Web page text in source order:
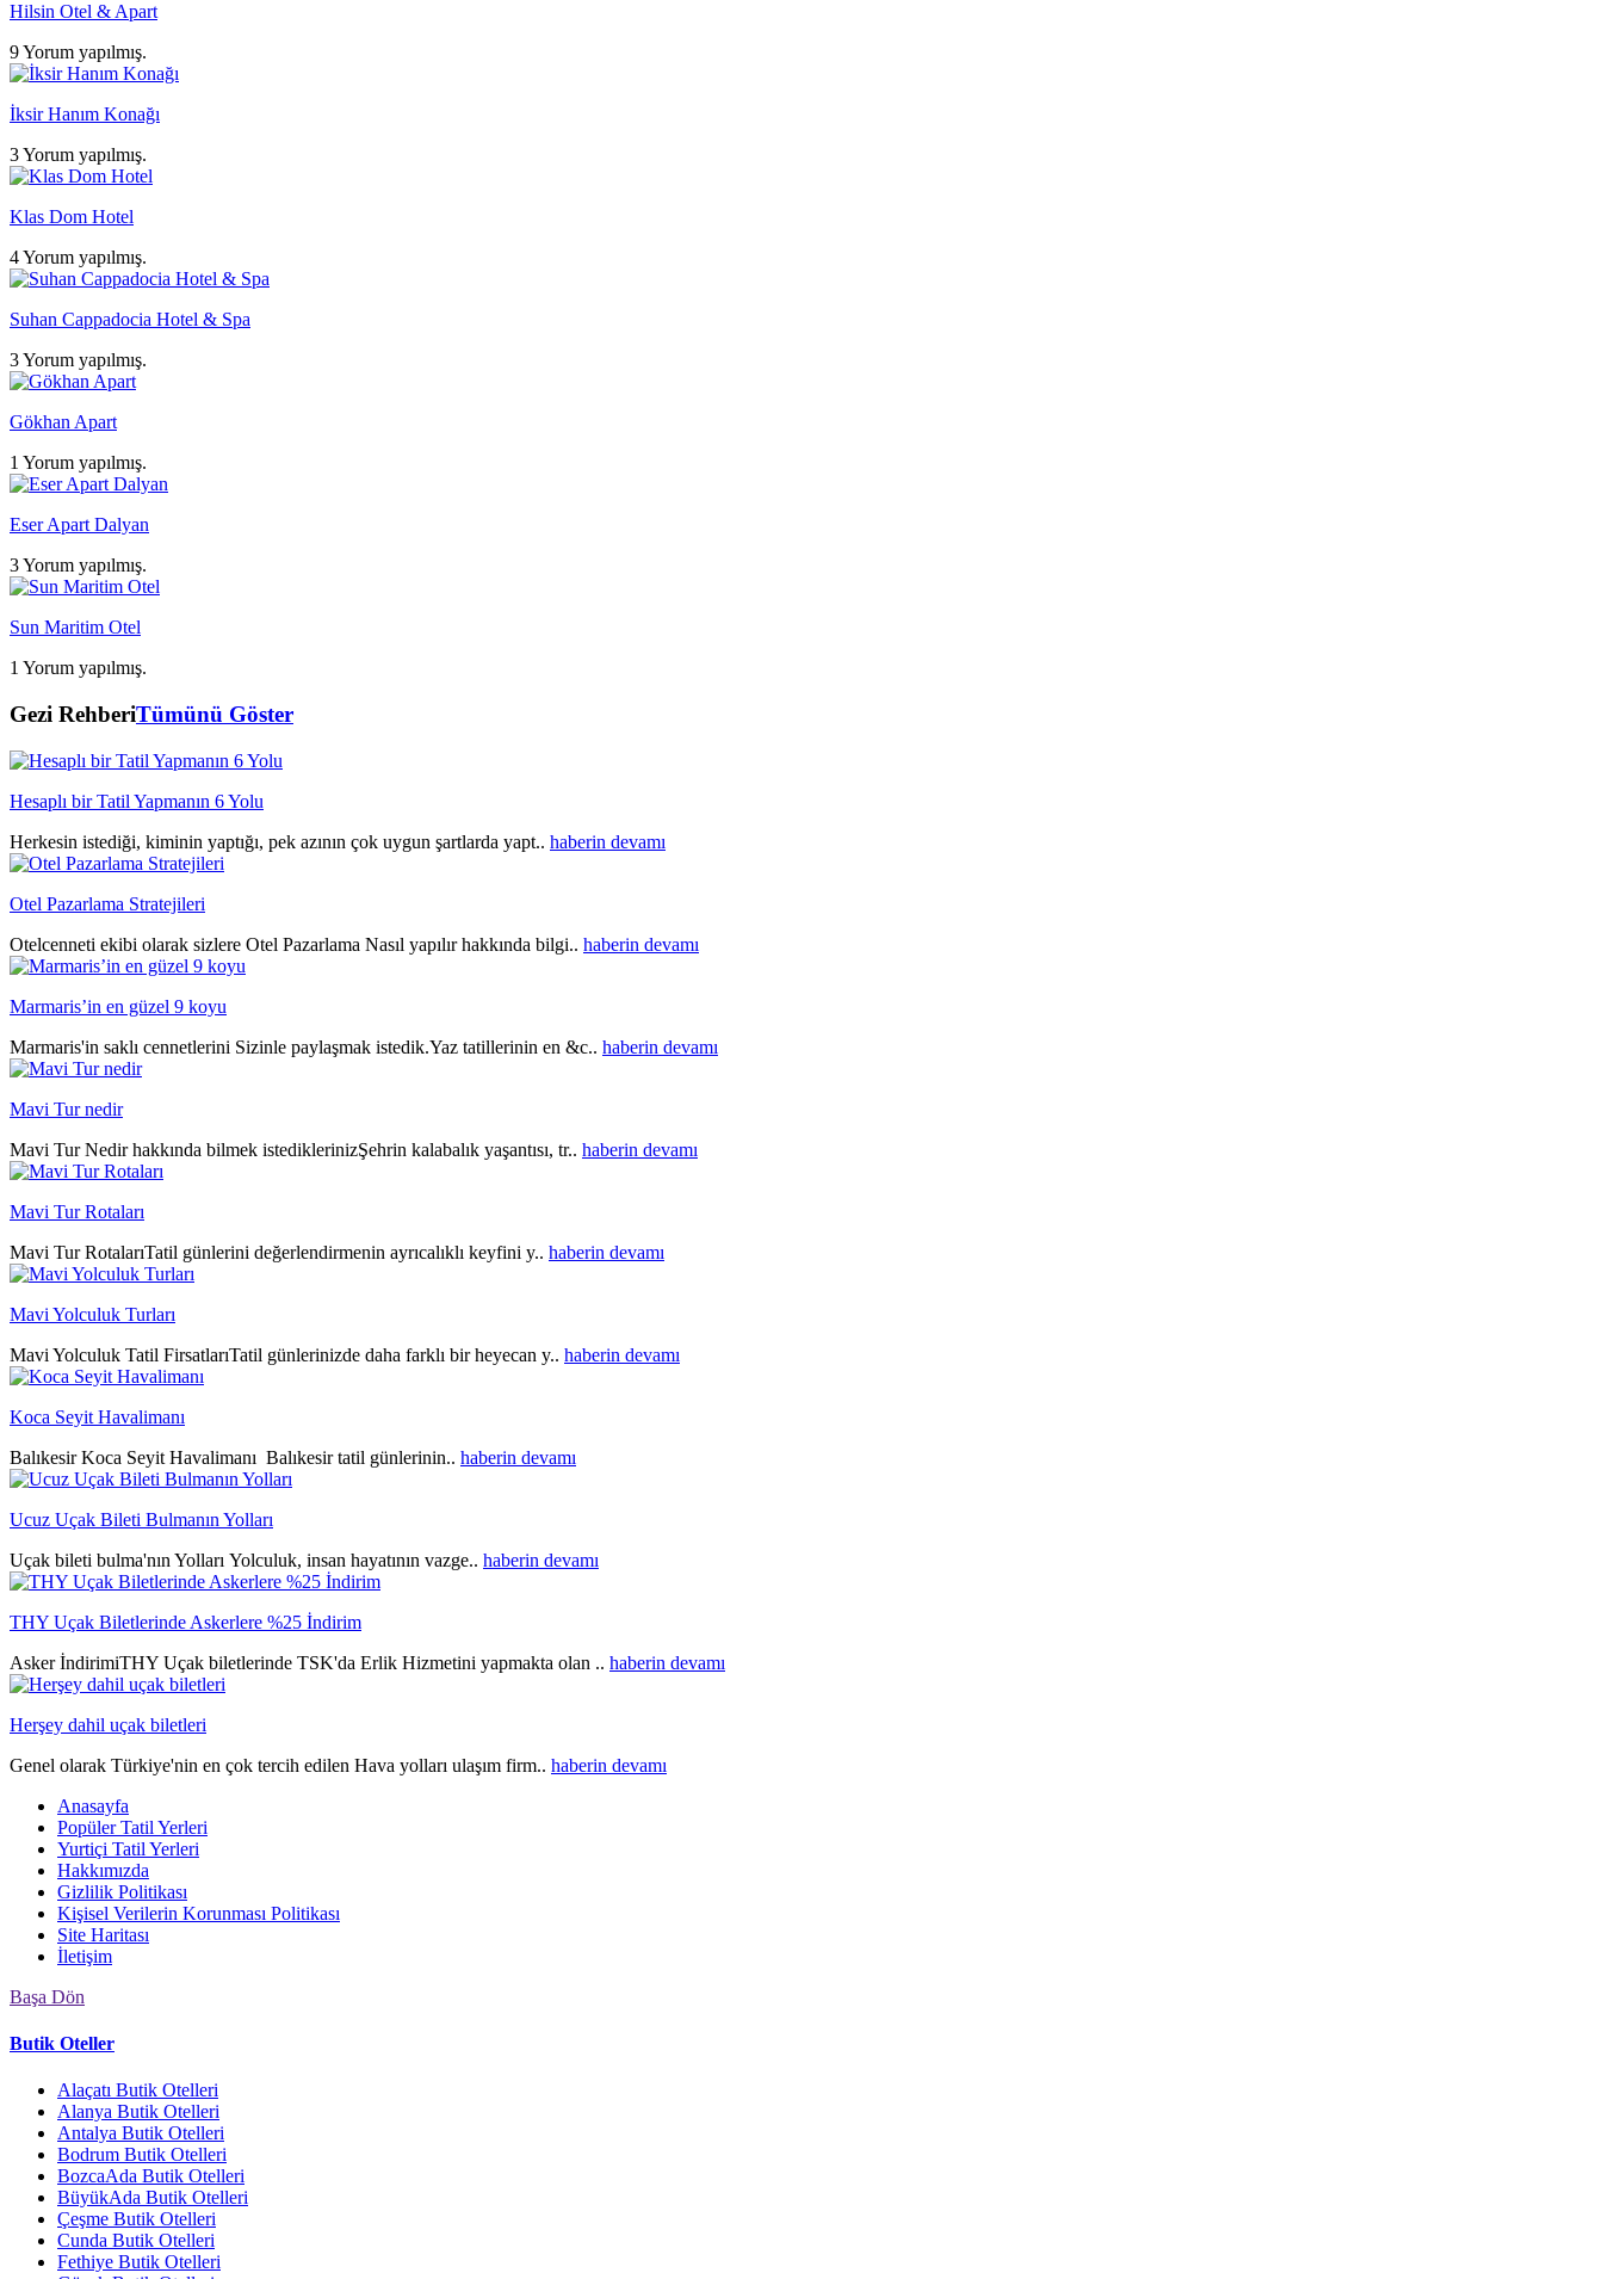
Hilsin Otel & Apart
9 Yorum yapılmış.
İksir Hanım Konağı
3 Yorum yapılmış.
Klas Dom Hotel
4 Yorum yapılmış.
Suhan Cappadocia Hotel & Spa
3 Yorum yapılmış.
Gökhan Apart
1 Yorum yapılmış.
Eser Apart Dalyan
3 Yorum yapılmış.
Sun Maritim Otel
1 Yorum yapılmış.
Gezi RehberiTümünü Göster
Hesaplı bir Tatil Yapmanın 6 Yolu
Herkesin istediği, kiminin yaptığı, pek azının çok uygun şartlarda yapt.. haberin devamı
Otel Pazarlama Stratejileri
Otelcenneti ekibi olarak sizlere Otel Pazarlama Nasıl yapılır hakkında bilgi.. haberin devamı
Marmaris’in en güzel 9 koyu
Marmaris'in saklı cennetlerini Sizinle paylaşmak istedik.Yaz tatillerinin en &c.. haberin devamı
Mavi Tur nedir
Mavi Tur Nedir hakkında bilmek istediklerinizŞehrin kalabalık yaşantısı, tr.. haberin devamı
Mavi Tur Rotaları
Mavi Tur RotalarıTatil günlerini değerlendirmenin ayrıcalıklı keyfini y.. haberin devamı
Mavi Yolculuk Turları
Mavi Yolculuk Tatil FirsatlarıTatil günlerinizde daha farklı bir heyecan y.. haberin devamı
Koca Seyit Havalimanı
Balıkesir Koca Seyit Havalimanı Balıkesir tatil günlerinin.. haberin devamı
Ucuz Uçak Bileti Bulmanın Yolları
Uçak bileti bulma'nın Yolları Yolculuk, insan hayatının vazge.. haberin devamı
THY Uçak Biletlerinde Askerlere %25 İndirim
Asker İndirimiTHY Uçak biletlerinde TSK'da Erlik Hizmetini yapmakta olan .. haberin devamı
Herşey dahil uçak biletleri
Genel olarak Türkiye'nin en çok tercih edilen Hava yolları ulaşım firm.. haberin devamı
Anasayfa
Popüler Tatil Yerleri
Yurtiçi Tatil Yerleri
Hakkımızda
Gizlilik Politikası
Kişisel Verilerin Korunması Politikası
Site Haritası
İletişim
Başa Dön
Butik Oteller
Alaçatı Butik Otelleri
Alanya Butik Otelleri
Antalya Butik Otelleri
Bodrum Butik Otelleri
BozcaAda Butik Otelleri
BüyükAda Butik Otelleri
Çeşme Butik Otelleri
Cunda Butik Otelleri
Fethiye Butik Otelleri